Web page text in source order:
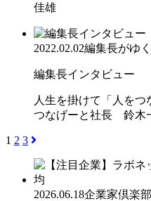
佳雄
2022.02.02編集長がゆく
編集長インタビュー
人生を掛けて「人を
つなげーと社長 鈴木
1 2 3
2026.06.18企業家倶楽